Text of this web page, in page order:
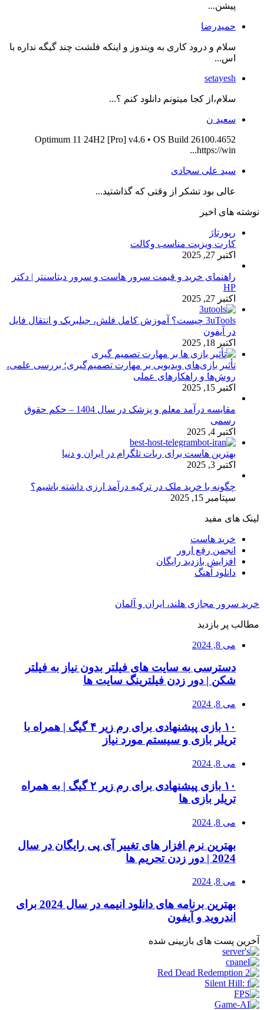
پیشن...
حمیدرضا
سلام و درود کاری به ویندوز و اینکه فلشت چند گیگه نداره با
اس...
setayesh
سلام،از کجا میتونم دانلود کنم ؟...
سعید ن
Optimum 11 24H2 [Pro] v4.6 • OS Build 26100.4652
https://win...
سید علی سجادی
عالی بود تشکر از وقتی که گذاشتید...
نوشته های اخیر
رپورتاژ
کارت ویزیت مناسب وکالت
اکتبر 27, 2025
راهنمای خرید و قیمت سرور هاست و سرور دیتاسنتر | دکتر
HP
اکتبر 27, 2025
3uTools چیست؟ آموزش کامل فلش، جیلبریک و انتقال فایل
در آیفون
اکتبر 18, 2025
تأثیر بازی‌های ویدیویی بر مهارت تصمیم‌گیری؛ بررسی علمی،
روش‌ها و راهکارهای عملی
اکتبر 15, 2025
مقایسه درآمد معلم و پزشک در سال 1404 – حکم حقوق
رسمی
اکتبر 4, 2025
بهترین هاست برای ربات تلگرام در ایران و دنیا
اکتبر 3, 2025
چگونه با خرید ملک در ترکیه درآمد ارزی داشته باشیم؟
سپتامبر 15, 2025
لینک های مفید
خرید هاست
انجمن رفع ارور
افزایش بازدید رایگان
دانلود آهنگ
خرید سرور مجازی هلند، ایران و آلمان
مطالب پر بازدید
می 8, 2024
دسترسی به سایت های فیلتر بدون نیاز به فیلتر
شکن | دور زدن فیلترینگ سایت ها
می 8, 2024
۱۰ بازی پیشنهادی برای رم زیر ۴ گیگ | همراه با
تریلر بازی و سیستم مورد نیاز
می 8, 2024
۱۰ بازی پیشنهادی برای رم زیر ۲ گیگ | به همراه
تریلر بازی ها
می 8, 2024
بهترین نرم افزار های تغییر آی پی رایگان در سال
2024 | دور زدن تحریم ها
می 8, 2024
بهترین برنامه های دانلود انیمه در سال 2024 برای
اندروید و آیفون
آخرین پست های بازبینی شده